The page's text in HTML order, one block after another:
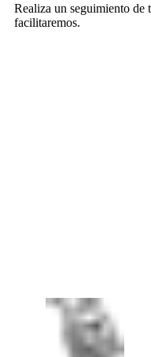
Realiza un seguimiento de
facilitaremos.